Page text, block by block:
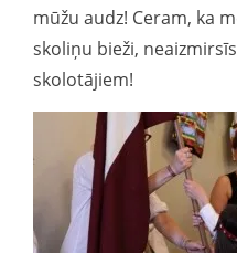
mūžu audz! Ceram, ka
skoliņu bieži,
skolotājiem!